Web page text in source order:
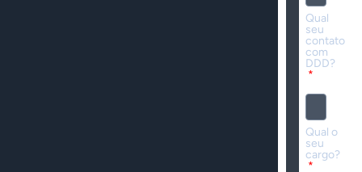
Qual
seu
contato
com
DDD?
Qual o
seu
cargo?